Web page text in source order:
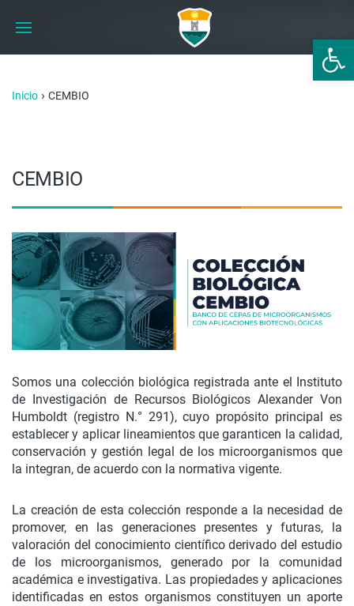
Abrir
Inicio › CEMBIO
CEMBIO
Somos una colección biológica registrada ante el Instituto
de Investigación de Recursos Biológicos Alexander Von
Humboldt (registro N.° 291), cuyo propósito principal es
establecer y aplicar lineamientos que garanticen la calidad,
conservación y gestión legal de los microorganismos que
la integran, de acuerdo con la normativa vigente.
La creación de esta colección responde a la necesidad de
promover, en las generaciones presentes y futuras, la
valoración del conocimiento científico derivado del estudio
de los microorganismos, generado por la comunidad
académica e investigativa. Las propiedades y aplicaciones
identificadas en estos organismos constituyen un aporte